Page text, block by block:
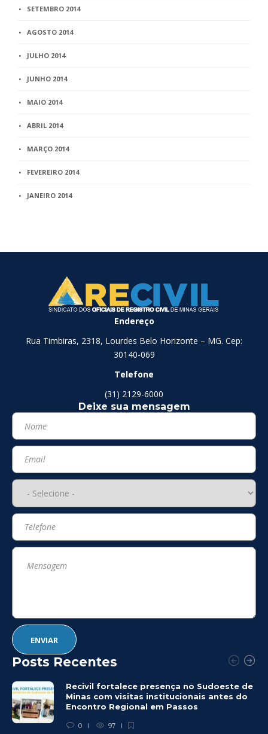
SETEMBRO 2014
AGOSTO 2014
JULHO 2014
JUNHO 2014
MAIO 2014
ABRIL 2014
MARÇO 2014
FEVEREIRO 2014
JANEIRO 2014
Endereço
Rua Timbiras, 2318, Lourdes Belo Horizonte – MG. Cep:
30140-069
Telefone
(31) 2129-6000
Deixe sua mensagem
Posts Recentes
Recivil fortalece presença no Sudoeste de
Minas com visitas institucionais antes do
Encontro Regional em Passos
0 97